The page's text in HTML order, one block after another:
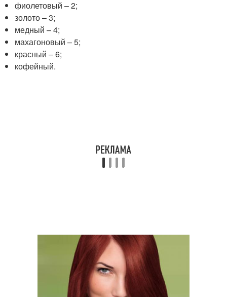
фиолетовый – 2;
золото – 3;
медный – 4;
махагоновый – 5;
красный – 6;
кофейный.